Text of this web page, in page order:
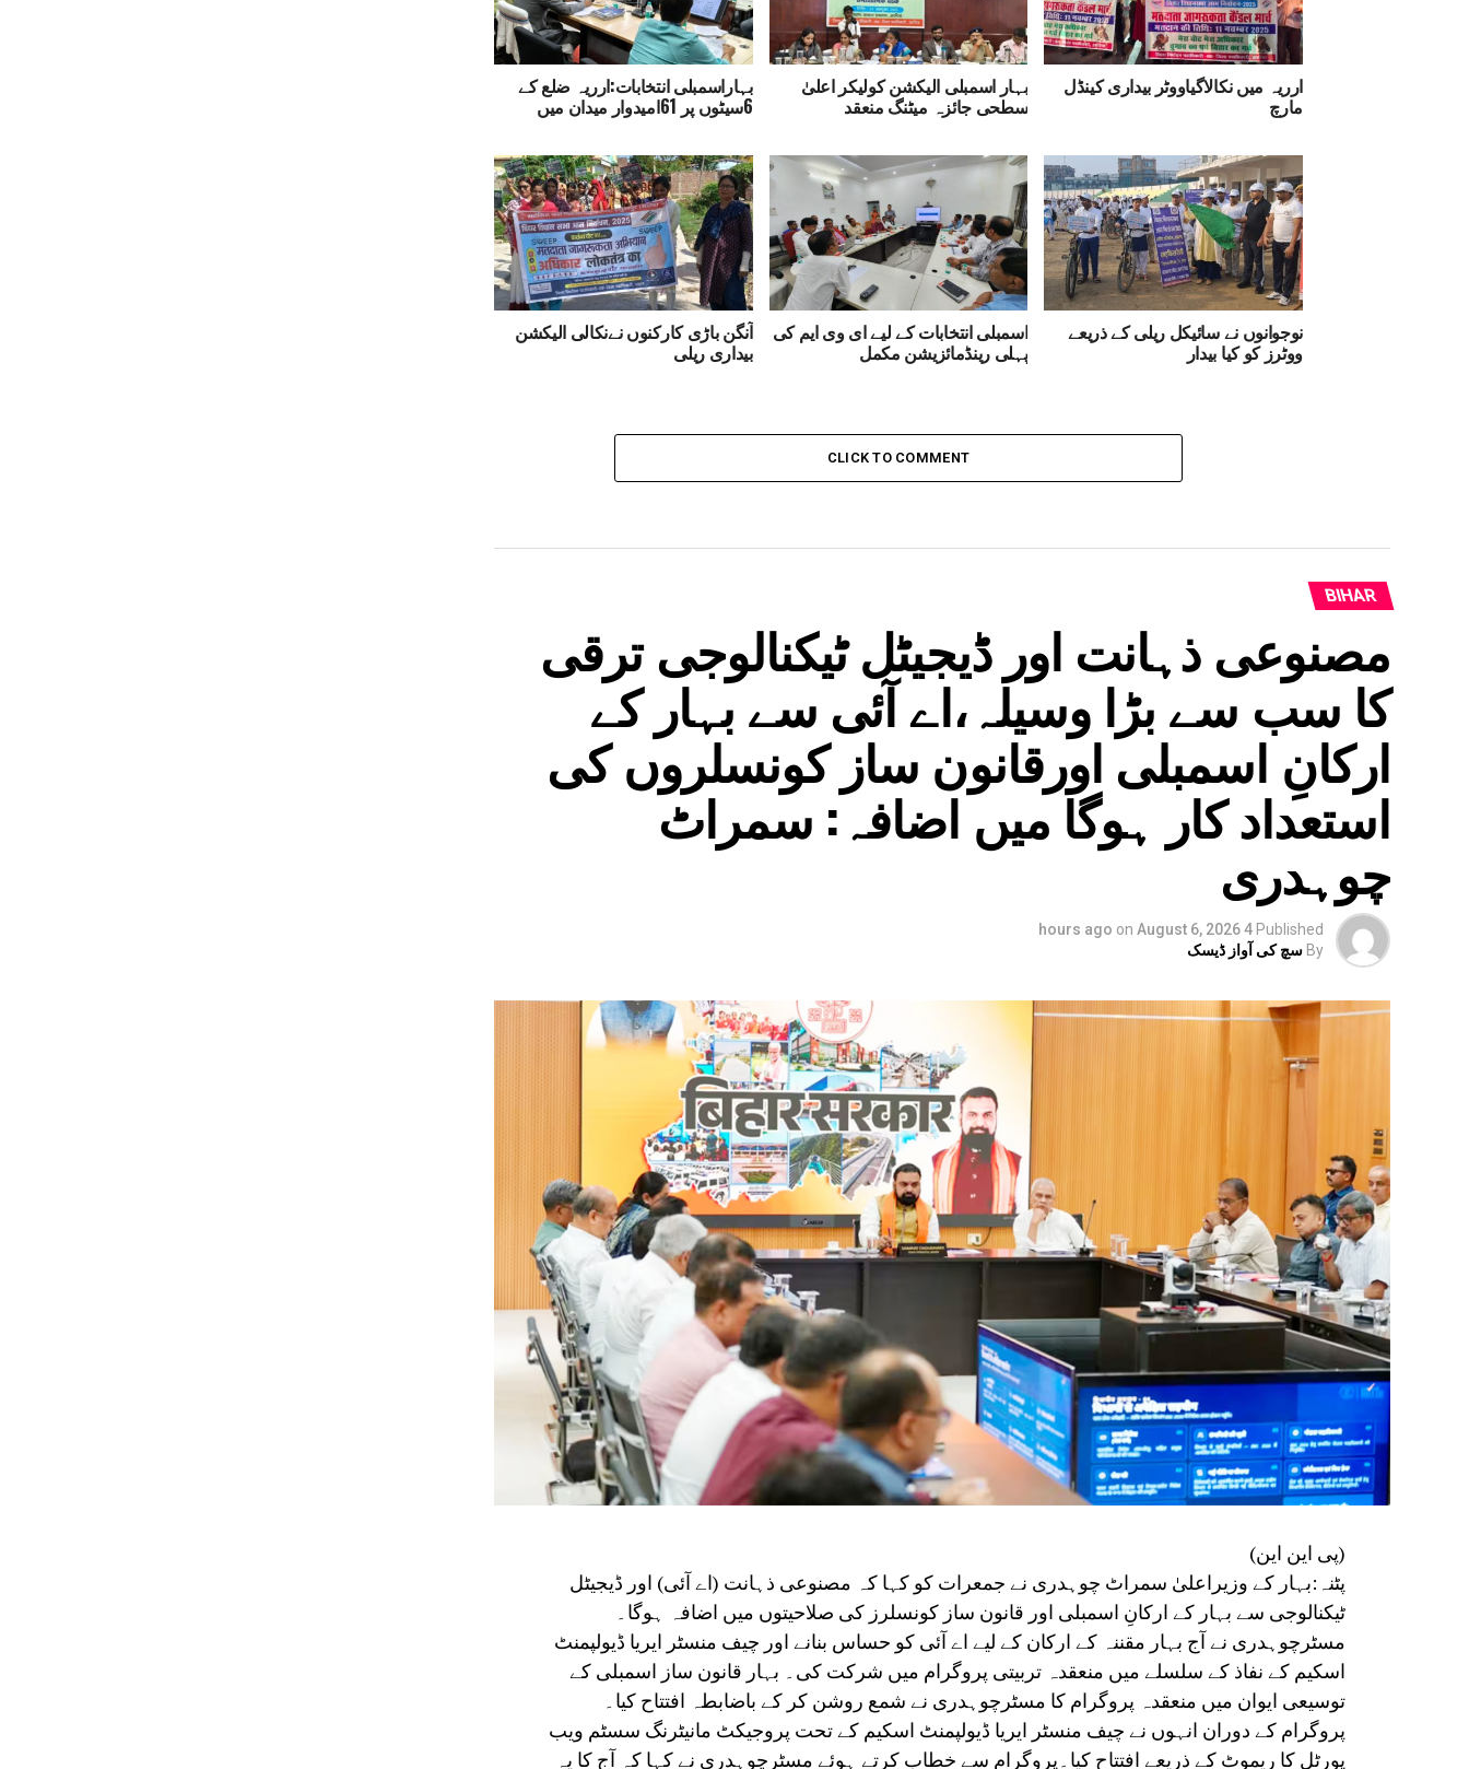
ارریہ میں نکالاگیاووٹر بیداری کینڈل
مارچ
بہار اسمبلی الیکشن کولیکر اعلیٰ
سطحی جائزہ میٹنگ منعقد
بہاراسمبلی انتخابات:ارریہ ضلع کے
6سیٹوں پر 61امیدوار میدان میں
نوجوانوں نے سائیکل ریلی کے ذریعے
ووٹرز کو کیا بیدار
اسمبلی انتخابات کے لیے ای وی ایم کی
پہلی رینڈمائزیشن مکمل
آنگن باڑی کارکنوں نےنکالی الیکشن
بیداری ریلی
CLICK TO COMMENT
BIHAR
مصنوعی ذہانت اور ڈیجیٹل ٹیکنالوجی ترقی
کا سب سے بڑا وسیلہ،اے آئی سے بہار کے
ارکانِ اسمبلی اورقانون ساز کونسلروں کی
استعداد کار ہوگا میں اضافہ: سمراٹ
چوہدری
Published
4 hours ago
on August 6, 2026
By سچ کی آواز ڈیسک
(پی این این)
پٹنہ:بہار کے وزیراعلیٰ سمراٹ چوہدری نے جمعرات کو کہا کہ مصنوعی ذہانت (اے آئی) اور ڈیجیٹل
ٹیکنالوجی سے بہار کے ارکانِ اسمبلی اور قانون ساز کونسلرز کی صلاحیتوں میں اضافہ ہوگا۔
مسٹرچوہدری نے آج بہار مقننہ کے ارکان کے لیے اے آئی کو حساس بنانے اور چیف منسٹر ایریا ڈیولپمنٹ
اسکیم کے نفاذ کے سلسلے میں منعقدہ تربیتی پروگرام میں شرکت کی۔ بہار قانون ساز اسمبلی کے
توسیعی ایوان میں منعقدہ پروگرام کا مسٹرچوہدری نے شمع روشن کر کے باضابطہ افتتاح کیا۔
پروگرام کے دوران انہوں نے چیف منسٹر ایریا ڈیولپمنٹ اسکیم کے تحت پروجیکٹ مانیٹرنگ سسٹم ویب
پورٹل کا ریموٹ کے ذریعے افتتاح کیا۔پروگرام سے خطاب کرتے ہوئے مسٹرچوہدری نے کہا کہ آج کا یہ